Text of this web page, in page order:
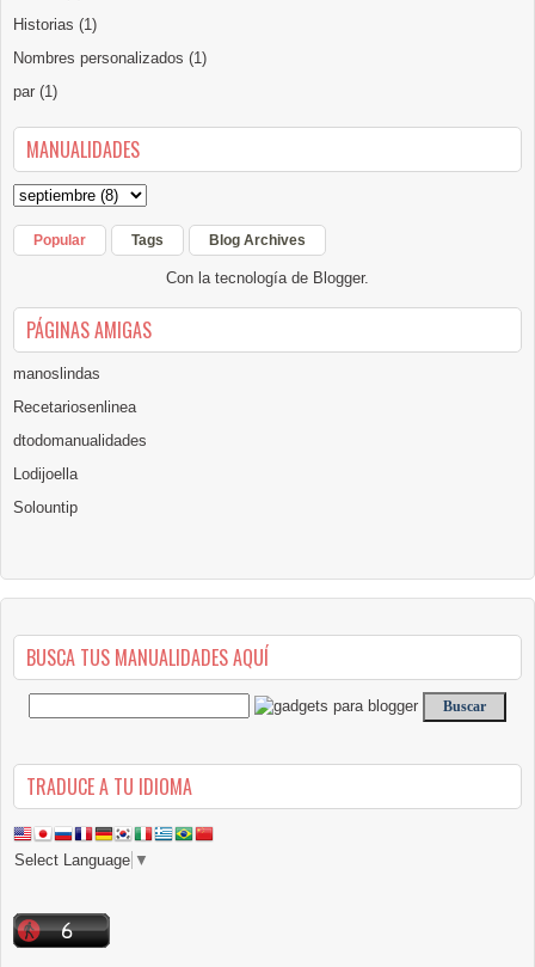
Historias (1)
Nombres personalizados (1)
par (1)
MANUALIDADES
Popular Tags Blog Archives
Con la tecnología de Blogger.
PÁGINAS AMIGAS
manoslindas
Recetariosenlinea
dtodomanualidades
Lodijoella
Solountip
BUSCA TUS MANUALIDADES AQUÍ
TRADUCE A TU IDIOMA
Select Language ▼